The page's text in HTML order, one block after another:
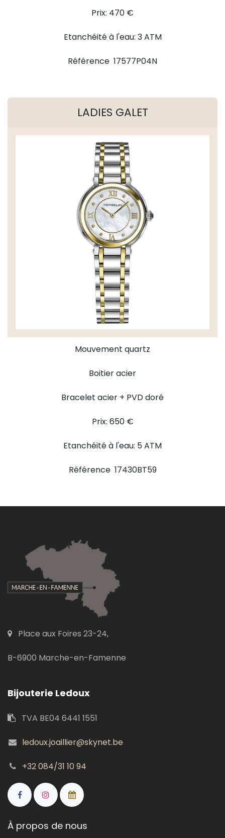
Prix: 470 €
Etanchéité à l'eau: 3 ATM
Référence 17577P04N
LADIES GALET
Mouvement quartz
Boitier acier
Bracelet acier + PVD doré
Prix: 650 €
Etanchéité à l'eau: 5 ATM
Référence 17430BT59
Place aux Foires 23-24,
B-6900 Marche-en-Famenne
Bijouterie Ledoux
TVA BE04 6441 1551
ledoux.joaillier@skynet.be
+32 084/31 10 94
À propos de nous